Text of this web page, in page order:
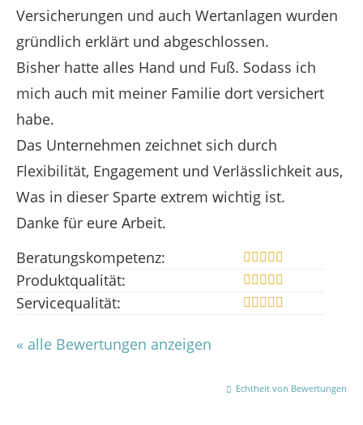
Versicherungen und auch Wertanlagen wurden
gründlich erklärt und abgeschlossen.
Bisher hatte alles Hand und Fuß. Sodass ich
mich auch mit meiner Familie dort versichert
habe.
Das Unternehmen zeichnet sich durch
Flexibilität, Engagement und Verlässlichkeit aus,
Was in dieser Sparte extrem wichtig ist.
Danke für eure Arbeit.
Beratungskompetenz:
Produktqualität:
Servicequalität:
« alle Bewertungen anzeigen
Echtheit von Bewertungen